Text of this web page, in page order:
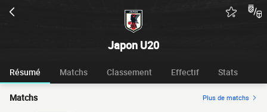
Japon U20
Résumé Matchs Classement Effectif Stats
Matchs Plus de matchs